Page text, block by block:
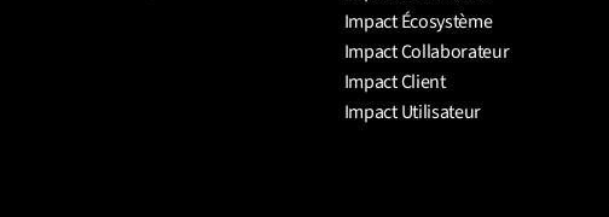
Impact Écosystème
Impact Collaborateur
Impact Client
Impact Utilisateur